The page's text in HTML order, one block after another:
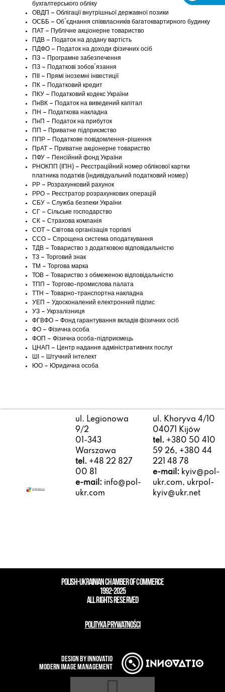
бухгалтерського обліку
ОВДП – Облігації внутрішньої державної позики
ОСББ – Об’єднання співвласників багатоквартирного будинку
ПАТ – Публічне акціонерне товариство
ПДВ – Податок на додану вартість
ПДФО – Податок на доходи фізичних осіб
ПЗ – Програмне забезпечення
ПЗ – Податкові зобов’язання
ПІІ – Прямі іноземні інвестиції
ПК – Податковий кредит
ПКУ – Податковий кодекс України
ПнВК – Податок на виведений капітал
ПН – Податкова накладна
ПнП – Податок на прибуток
ПП – Приватне підприємство
ППР – Податкове повідомлення-рішення
ПрАТ – Приватне акціонерне товариство
ПФУ – Пенсійний фонд України
РНОКПП (ІПН) – Реєстраційний номер облікової картки
платника податків (індивідуальний податковий номер)
РР – Розрахунковий рахунок
РРО – Реєстратор розрахункових операцій
СБУ – Служба безпеки України
СГ – Сільське господарство
СК – Страхова компанія
СОТ – Світова організація торгівлі
ССО – Спрощена система оподаткування
ТДВ – Товариство з додатковою відповідальністю
ТЗ – Торговий знак
ТМ – Торгова марка
ТОВ – Товариство з обмеженою відповідальністю
ТПП – Торгово-промислова палата
ТТН – Товарно-транспортна накладна
УЕП – Удосконалений електронний підпис
УЗ – Укрзалізниця
ФГВФО – Фонд гарантування вкладів фізичних осіб
ФО – Фізична особа
ФОП – Фізична особа-підприємець
ЦНАП – Центр надання адміністративних послуг
ШІ – Штучний інтелект
ЮО – Юридична особа
ul. Legionowa
9/2
01-343
Warszawa
tel. +48 22 827
00 81
e-mail: info@pol-
ukr.com
ul. Khoryva 4/10
04071 Kijów
tel. +380 50 410
59 26, +380 44
221 48 78
e-mail: kyiv@pol-
ukr.com, ukrpol-
kyiv@ukr.net
POLISH-UKRAINIAN CHAMBER OF COMMERCE
1992-2025
ALL RIGHTS RESERVED
POLITYKA PRYWATNOŚCI
design by innovatio
modern image management
$